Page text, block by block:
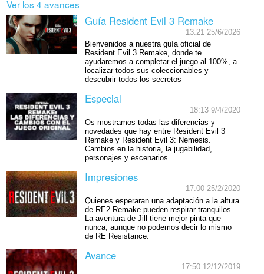
Ver los 4 avances
Guía Resident Evil 3 Remake
13:21 25/6/2026
Bienvenidos a nuestra guía oficial de
Resident Evil 3 Remake, donde te
ayudaremos a completar el juego al 100%, a
localizar todos sus coleccionables y
descubrir todos los secretos
Especial
18:13 9/4/2020
Os mostramos todas las diferencias y
novedades que hay entre Resident Evil 3
Remake y Resident Evil 3: Nemesis.
Cambios en la historia, la jugabilidad,
personajes y escenarios.
Impresiones
17:00 25/2/2020
Quienes esperaran una adaptación a la altura
de RE2 Remake pueden respirar tranquilos.
La aventura de Jill tiene mejor pinta que
nunca, aunque no podemos decir lo mismo
de RE Resistance.
Avance
17:50 12/12/2019